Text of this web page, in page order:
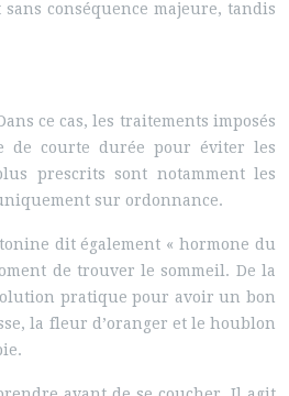
sans conséquence majeure, tandis
ce cas, les traitements imposés
de courte durée pour éviter les
prescrits sont notamment les
sur ordonnance.
dit également « hormone du
de trouver le sommeil. De la
pratique pour avoir un bon
la fleur d’oranger et le houblon